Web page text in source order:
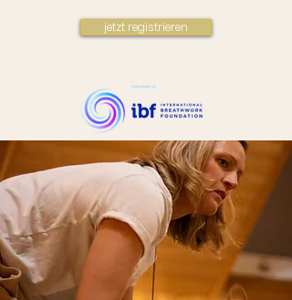
jetzt registrieren